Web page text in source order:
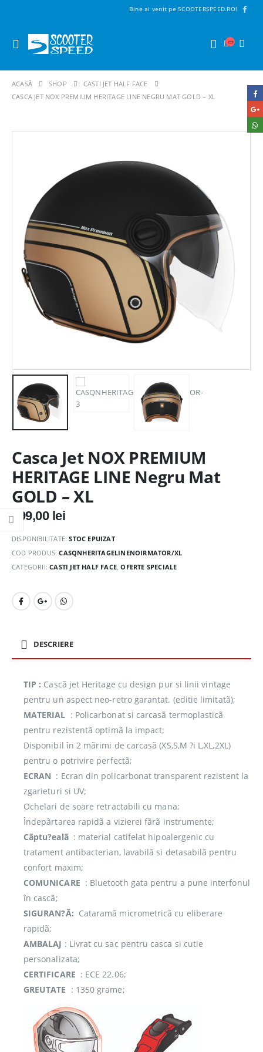
Bine ai venit pe SCOOTERSPEED.RO!
ACASĂ SHOP
CASTI JET HALF FACE
CASCA JET NOX PREMIUM HERITAGE LINE NEGRU MAT GOLD – XL
Casca Jet NOX PREMIUM
HERITAGE LINE Negru Mat
GOLD – XL
599,00 lei
DISPONIBILITATE:STOC EPUIZAT
COD PRODUS:CASQNHERITAGELINENOIRMATOR/XL
CATEGORII:CASTI JET HALF FACE ,OFERTE SPECIALE
DESCRIERE
TIP : Cascã jet Heritage cu design pur si linii vintage
pentru un aspect neo-retro garantat. (editie limitatã);
MATERIAL : Policarbonat si carcasã termoplasticã
pentru rezistentã optimã la impact;
Disponibil în 2 mãrimi de carcasã (XS,S,M ?i L,XL,2XL)
pentru o potrivire perfectã;
ECRAN : Ecran din policarbonat transparent rezistent la
zgarieturi si UV;
Ochelari de soare retractabili cu mana;
Îndepãrtarea rapidã a vizierei fãrã instrumente;
Cãptu?ealã: material catifelat hipoalergenic cu
tratament antibacterian, lavabilã si detasabilã pentru
confort maxim;
COMUNICARE : Bluetooth gata pentru a pune interfonul
în cascã;
SIGURAN?Ã: Cataramã micrometricã cu eliberare
rapidã;
AMBALAJ : Livrat cu sac pentru casca si cutie
personalizata;
CERTIFICARE : ECE 22.06;
GREUTATE : 1350 grame;